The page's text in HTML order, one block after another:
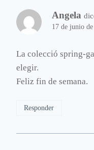
Angela
17 de junio
La colecció spring-
elegir.
Feliz fin de semana.
Responder